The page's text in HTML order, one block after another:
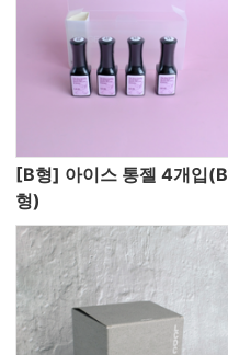
[B형] 아이스 통젤 4개입(B
형)